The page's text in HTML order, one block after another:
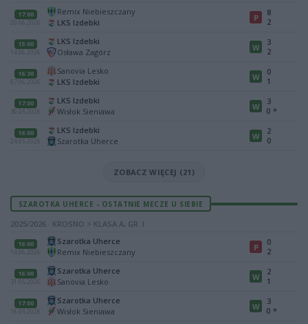
17:00
20.06.2026
Remix Niebieszczany
LKS Izdebki
P
8
2
15:00
14.06.2026
LKS Izdebki
Osława Zagórz
W
3
2
16:30
07.06.2026
Sanovia Lesko
LKS Izdebki
W
0
1
17:00
30.05.2026
LKS Izdebki
Wisłok Sieniawa
W
3
0 *
16:00
24.05.2026
LKS Izdebki
Szarotka Uherce
W
2
0
ZOBACZ WIĘCEJ (21)
SZAROTKA UHERCE - OSTATNIE MECZE U SIEBIE
2025/2026 · KROSNO > KLASA A, GR. I
16:00
14.06.2026
Szarotka Uherce
Remix Niebieszczany
P
0
2
16:00
31.05.2026
Szarotka Uherce
Sanovia Lesko
W
2
1
17:00
16.05.2026
Szarotka Uherce
Wisłok Sieniawa
W
3
0 *